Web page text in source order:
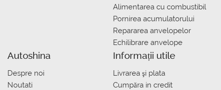
Alimentarea cu combustibil
Pornirea acumulatorului
Repararea anvelopelor
Echilibrare anvelope
Autoshina
Despre noi
Noutati
Informații utile
Livrarea şi plata
Сumpăra in credit